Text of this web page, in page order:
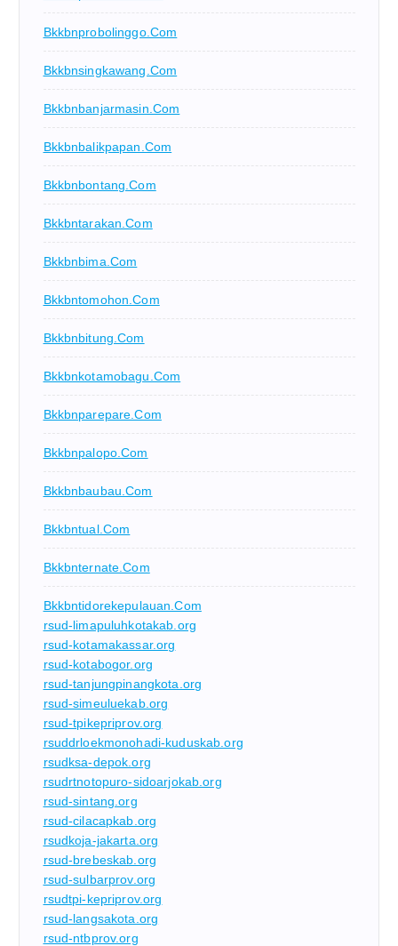
Bkkbnprobolinggo.com
Bkkbnsingkawang.com
Bkkbnbanjarmasin.com
Bkkbnbalikpapan.com
Bkkbnbontang.com
Bkkbntarakan.com
Bkkbnbima.com
Bkkbntomohon.com
Bkkbnbitung.com
Bkkbnkotamobagu.com
Bkkbnparepare.com
Bkkbnpalopo.com
Bkkbnbaubau.com
Bkkbntual.com
Bkkbnternate.com
Bkkbntidorekepulauan.com
rsud-limapuluhkotakab.org
rsud-kotamakassar.org
rsud-kotabogor.org
rsud-tanjungpinangkota.org
rsud-simeuluekab.org
rsud-tpikepriprov.org
rsuddrloekmonohadi-kuduskab.org
rsudksa-depok.org
rsudrtnotopuro-sidoarjokab.org
rsud-sintang.org
rsud-cilacapkab.org
rsudkoja-jakarta.org
rsud-brebeskab.org
rsud-sulbarprov.org
rsudtpi-kepriprov.org
rsud-langsakota.org
rsud-ntbprov.org